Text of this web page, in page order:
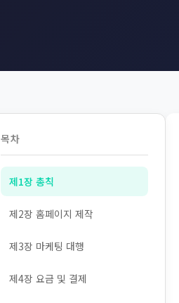
목차
제1장 총칙
제2장 홈페이지 제작
제3장 마케팅 대행
제4장 요금 및 결제